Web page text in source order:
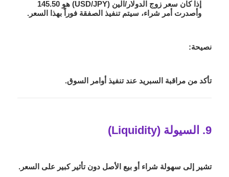
إذا كان سعر زوج الدولار/الين (USD/JPY) هو 145.50
وأصدرت أمر شراء، سيتم تنفيذ الصفقة فوراً بهذا السعر.
نصيحة:
تأكد من مراقبة السبريد عند تنفيذ أوامر السوق.
9. السيولة (Liquidity)
تشير إلى سهولة شراء أو بيع الأصل دون تأثير كبير على السعر.